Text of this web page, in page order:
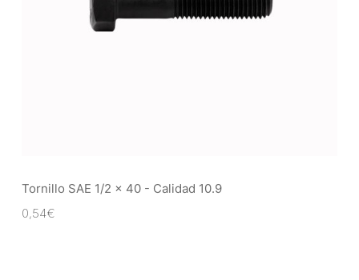
Tornillo SAE 1/2 x 40 - Calidad 10.9
0,54€